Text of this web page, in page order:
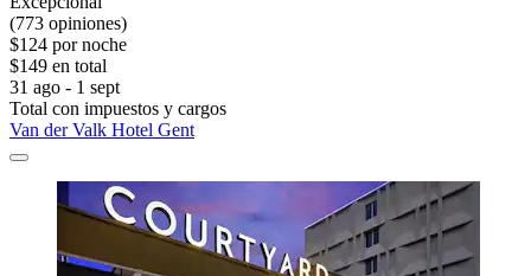
(773 opiniones)
$124 por noche
$149 en total
31 ago - 1 sept
Total con impuestos y cargos
Van der Valk Hotel Gent